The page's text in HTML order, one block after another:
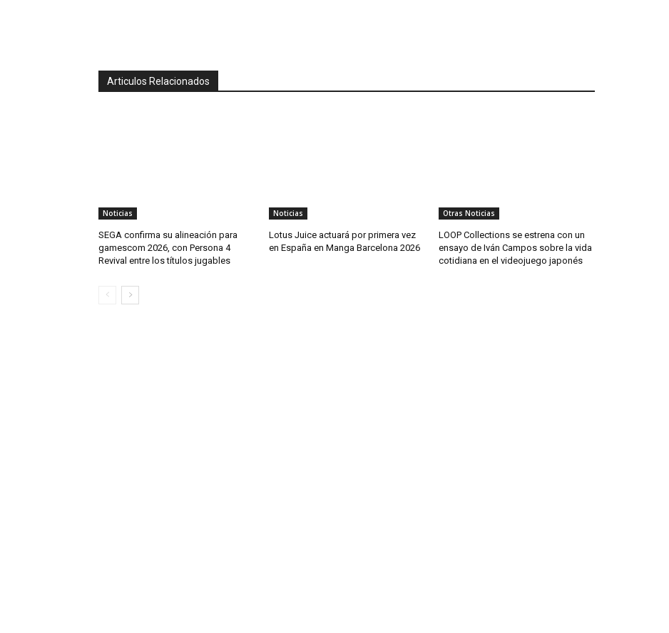
Articulos Relacionados
Noticias
SEGA confirma su alineación para
gamescom 2026, con Persona 4
Revival entre los títulos jugables
Noticias
Lotus Juice actuará por primera vez
en España en Manga Barcelona 2026
Otras Noticias
LOOP Collections se estrena con un
ensayo de Iván Campos sobre la vida
cotidiana en el videojuego japonés